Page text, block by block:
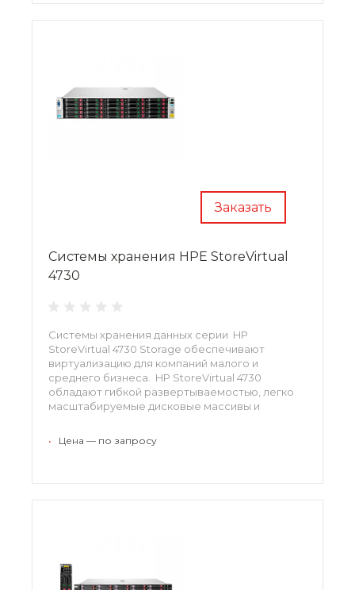
Заказать
Системы хранения HPE StoreVirtual
4730
Системы хранения данных серии HP
StoreVirtual 4730 Storage обеспечивают
виртуализацию для компаний малого и
среднего бизнеса. HP StoreVirtual 4730
обладают гибкой развертываемостью, легко
масштабируемые дисковые массивы и
отказа, управляемость и рост. Комплексный
• Цена — по запросу